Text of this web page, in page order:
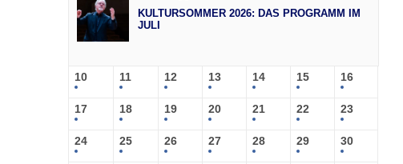
KULTURSOMMER 2026: DAS PROGRAMM IM
JULI
10 11 12 13 14 15 16
17 18 19 20 21 22 23
24 25 26 27 28 29 30